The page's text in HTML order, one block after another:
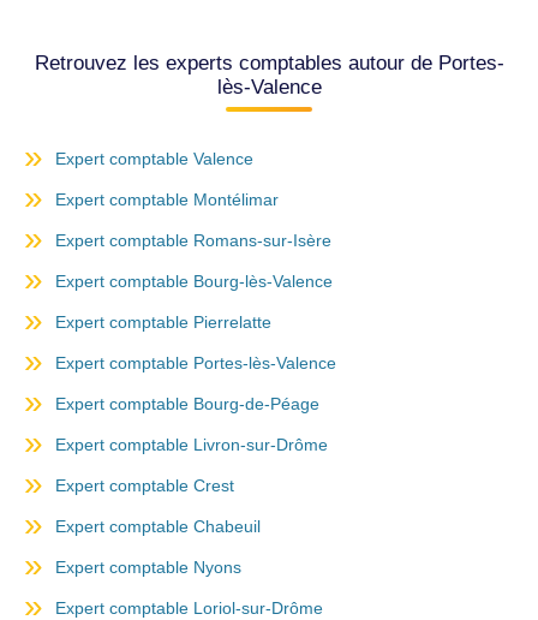
Retrouvez les experts comptables autour de Portes-
lès-Valence
Expert comptable Valence
Expert comptable Montélimar
Expert comptable Romans-sur-Isère
Expert comptable Bourg-lès-Valence
Expert comptable Pierrelatte
Expert comptable Portes-lès-Valence
Expert comptable Bourg-de-Péage
Expert comptable Livron-sur-Drôme
Expert comptable Crest
Expert comptable Chabeuil
Expert comptable Nyons
Expert comptable Loriol-sur-Drôme